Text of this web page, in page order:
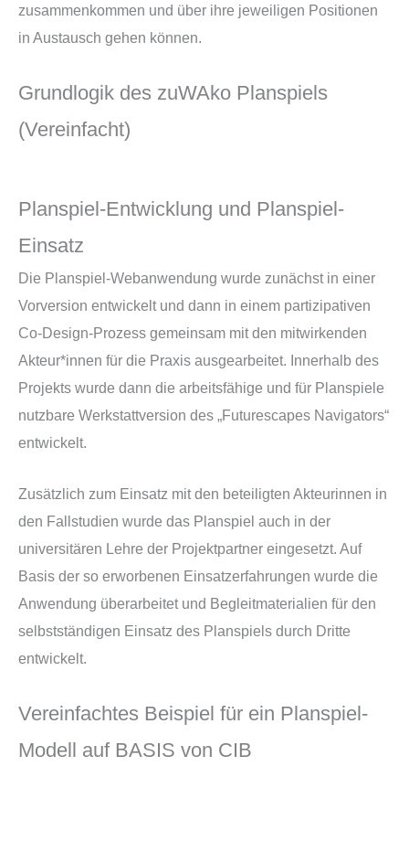
zusammenkommen und über ihre jeweiligen Positionen
in Austausch gehen können.
Grundlogik des zuWAko Planspiels
(Vereinfacht)
Planspiel-Entwicklung und Planspiel-
Einsatz
Die Planspiel-Webanwendung wurde zunächst in einer
Vorversion entwickelt und dann in einem partizipativen
Co-Design-Prozess gemeinsam mit den mitwirkenden
Akteur*innen für die Praxis ausgearbeitet. Innerhalb des
Projekts wurde dann die arbeitsfähige und für Planspiele
nutzbare Werkstattversion des „Futurescapes Navigators“
entwickelt.
Zusätzlich zum Einsatz mit den beteiligten Akteurinnen in
den Fallstudien wurde das Planspiel auch in der
universitären Lehre der Projektpartner eingesetzt. Auf
Basis der so erworbenen Einsatzerfahrungen wurde die
Anwendung überarbeitet und Begleitmaterialien für den
selbstständigen Einsatz des Planspiels durch Dritte
entwickelt.
Vereinfachtes Beispiel für ein Planspiel-
Modell auf BASIS von CIB